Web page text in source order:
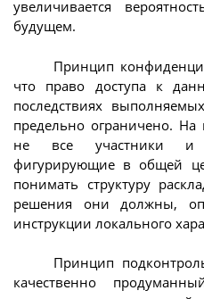
увеличивается
будущем.
Принцип
что право доступа к
последствиях
предельно ограничено. На
не все участники и
фигурирующие в общей
понимать структуру
решения они должны,
инструкции локального
Принцип
качественно